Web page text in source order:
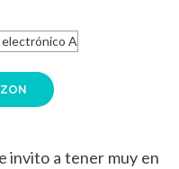
invito a tener muy en